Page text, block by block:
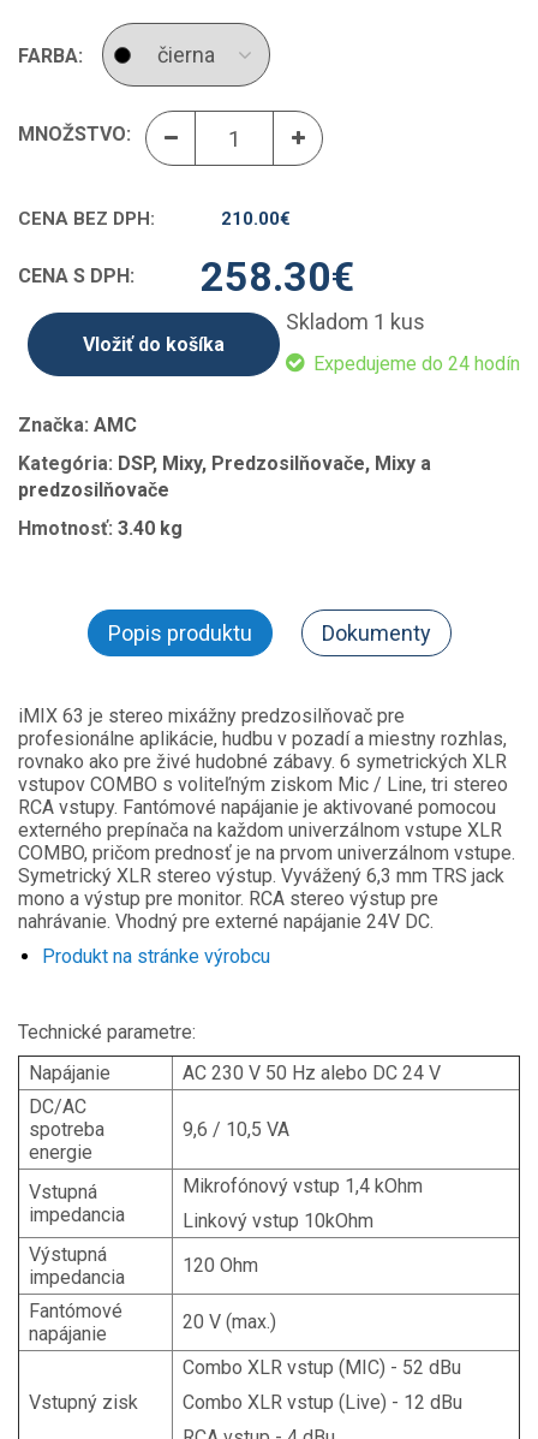
FARBA:
MNOŽSTVO:
CENA BEZ DPH: 210.00€
CENA S DPH: 258.30€
Skladom 1 kus
Expedujeme do 24 hodín
Vložiť do košíka
Značka: AMC
Kategória: DSP, Mixy, Predzosilňovače, Mixy a
predzosilňovače
Hmotnosť: 3.40 kg
Popis produktu Dokumenty
iMIX 63 je stereo mixážny predzosilňovač pre
profesionálne aplikácie, hudbu v pozadí a miestny rozhlas,
rovnako ako pre živé hudobné zábavy. 6 symetrických XLR
vstupov COMBO s voliteľným ziskom Mic / Line, tri stereo
RCA vstupy. Fantómové napájanie je aktivované pomocou
externého prepínača na každom univerzálnom vstupe XLR
COMBO, pričom prednosť je na prvom univerzálnom vstupe.
Symetrický XLR stereo výstup. Vyvážený 6,3 mm TRS jack
mono a výstup pre monitor. RCA stereo výstup pre
nahrávanie. Vhodný pre externé napájanie 24V DC.
Produkt na stránke výrobcu
Technické parametre:
Napájanie
AC 230 V 50 Hz alebo DC 24 V
DC/AC
spotreba
energie
9,6 / 10,5 VA
Vstupná
impedancia
Mikrofónový vstup 1,4 kOhm
Linkový vstup 10kOhm
Výstupná
impedancia
120 Ohm
Fantómové
napájanie
20 V (max.)
Vstupný zisk
Combo XLR vstup (MIC) - 52 dBu
Combo XLR vstup (Live) - 12 dBu